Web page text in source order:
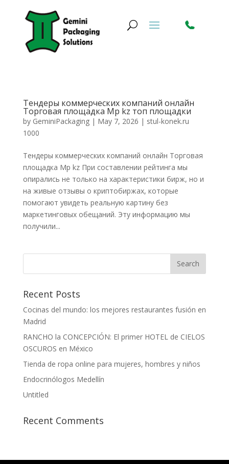
Тендеры коммерческих компаний онлайн
Торговая площадка Mp kz топ площадки
by GeminiPackaging| May 7, 2026 | stul-konek.ru
1000
Тендеры коммерческих компаний онлайн Торговая
площадка Mp kz При составлении рейтинга мы
опирались не только на характеристики бирж, но и
на живые отзывы о криптобиржах, которые
помогают увидеть реальную картину без
маркетинговых обещаний. Эту информацию мы
получили...
Recent Posts
Cocinas del mundo: los mejores restaurantes fusión en
Madrid
RANCHO la CONCEPCIÓN: El primer HOTEL de CIELOS
OSCUROS en México
Tienda de ropa online para mujeres, hombres y niños
Endocrinólogos Medellín
Untitled
Recent Comments